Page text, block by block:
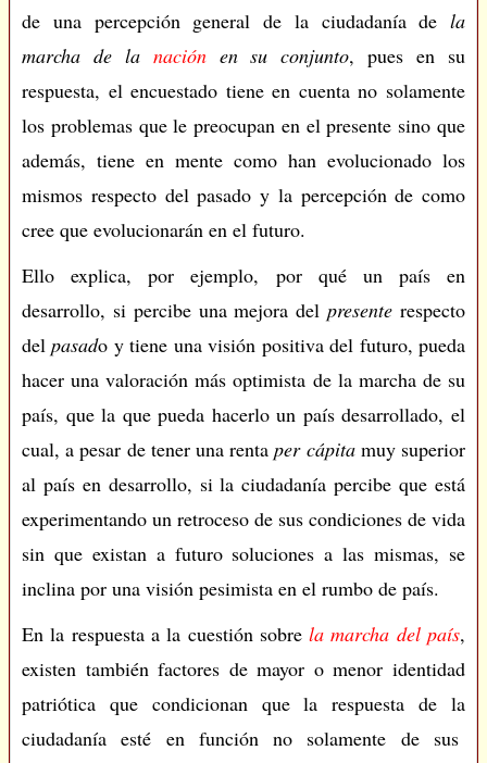
de una percepción general de la ciudadanía de la
marcha de la naciónen su conjunto, pues en su
respuesta, el encuestado tiene en cuenta no solamente
los problemas que le preocupan en el presente sino que
además, tiene en mente como han evolucionado los
mismos respecto del pasado y la percepción de como
cree que evolucionarán en el futuro.
Ello explica, por ejemplo, por qué un país en
desarrollo, si percibe una mejora delpresente respecto
delpasado y tiene una visión positiva del futuro, pueda
hacer una valoración más optimista de la marcha de su
país, que la que pueda hacerlo un país desarrollado, el
cual, a pesar de tener una rentaper cápitamuy superior
al país en desarrollo, si la ciudadanía percibe que está
experimentando un retroceso de sus condiciones de vida
sin que existan a futuro soluciones a las mismas, se
inclina por una visión pesimista en el rumbo de país.
En la respuesta a la cuestión sobrela marcha del país,
existen también factores de mayor o menor identidad
patriótica que condicionan que la respuesta de la
ciudadanía esté en función no solamente de sus